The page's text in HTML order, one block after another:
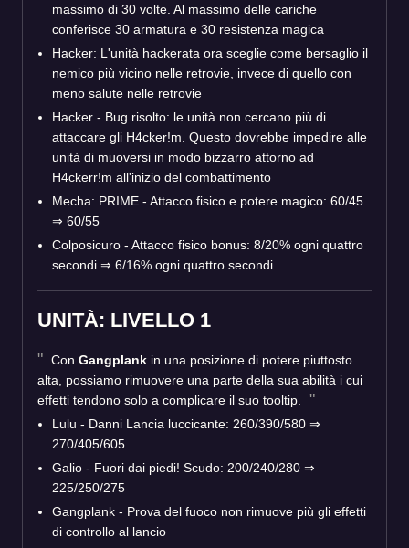
massimo di 30 volte. Al massimo delle cariche
conferisce 30 armatura e 30 resistenza magica
Hacker: L'unità hackerata ora sceglie come bersaglio il
nemico più vicino nelle retrovie, invece di quello con
meno salute nelle retrovie
Hacker - Bug risolto: le unità non cercano più di
attaccare gli H4cker!m. Questo dovrebbe impedire alle
unità di muoversi in modo bizzarro attorno ad
H4ckerr!m all'inizio del combattimento
Mecha: PRIME - Attacco fisico e potere magico: 60/45
⇒ 60/55
Colposicuro - Attacco fisico bonus: 8/20% ogni quattro
secondi ⇒ 6/16% ogni quattro secondi
UNITÀ: LIVELLO 1
Con Gangplank in una posizione di potere piuttosto
alta, possiamo rimuovere una parte della sua abilità i cui
effetti tendono solo a complicare il suo tooltip.
Lulu - Danni Lancia luccicante: 260/390/580 ⇒
270/405/605
Galio - Fuori dai piedi! Scudo: 200/240/280 ⇒
225/250/275
Gangplank - Prova del fuoco non rimuove più gli effetti
di controllo al lancio